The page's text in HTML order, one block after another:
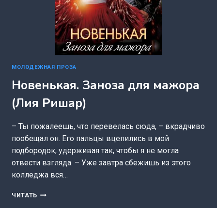
МОЛОДЕЖНАЯ ПРОЗА
Новенькая. Заноза для мажора
(Лия Ришар)
– Ты пожалеешь, что перевелась сюда, – вкрадчиво
пообещал он. Его пальцы вцепились в мой
подбородок, удерживая так, чтобы я не могла
отвести взгляда. – Уже завтра сбежишь из этого
колледжа вся…
ЧИТАТЬ НОВЕНЬКАЯ.